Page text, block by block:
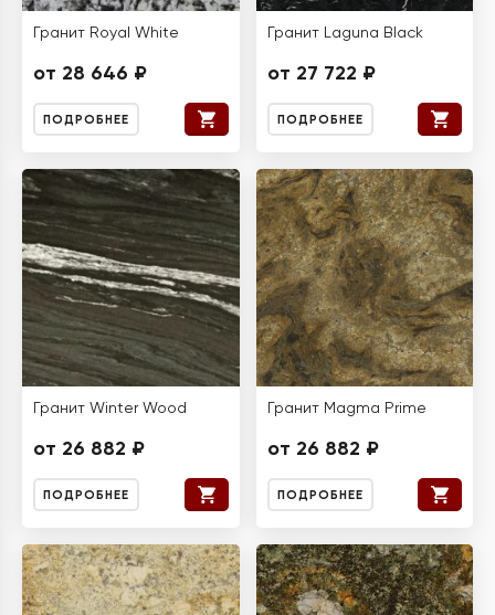
Гранит Royal White
от 28 646 ₽
ПОДРОБНЕЕ
Гранит Laguna Black
от 27 722 ₽
ПОДРОБНЕЕ
Гранит Winter Wood
от 26 882 ₽
ПОДРОБНЕЕ
Гранит Magma Prime
от 26 882 ₽
ПОДРОБНЕЕ